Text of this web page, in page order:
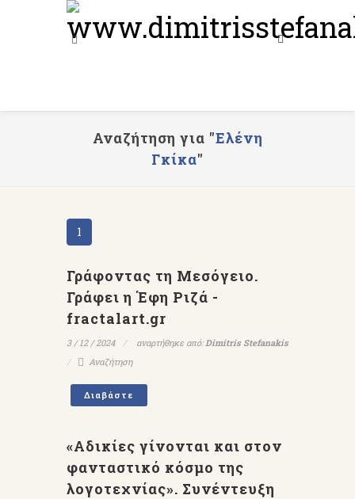
Αναζήτηση για "Ελένη
Γκίκα"
1
Γράφοντας τη Μεσόγειο.
Γράφει η Έφη Ριζά -
fractalart.gr
3 / 12 / 2024 αναρτήθηκε από:Dimitris Stefanakis
Αναζήτηση
Διαβάστε
«Αδικίες γίνονται και στον
φανταστικό κόσμο της
λογοτεχνίας». Συνέντευξη